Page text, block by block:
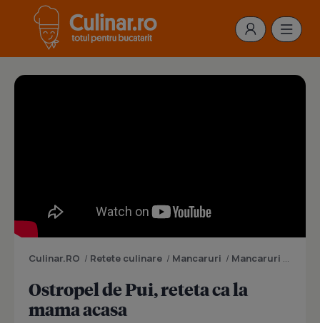
Culinar.RO / Retete culinare / Mancaruri / Mancaruri cu carne
Ostropel de Pui, reteta ca la
mama acasa